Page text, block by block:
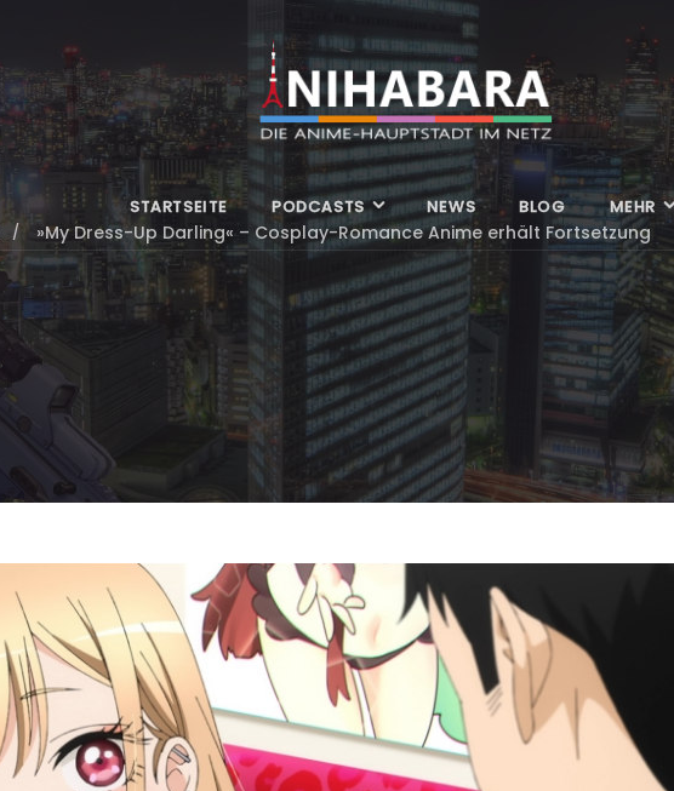
STARTSEITE PODCASTS NEWS BLOG MEHR
»My Dress-Up Darling« – Cosplay-Romance Anime erhält Fortsetzung